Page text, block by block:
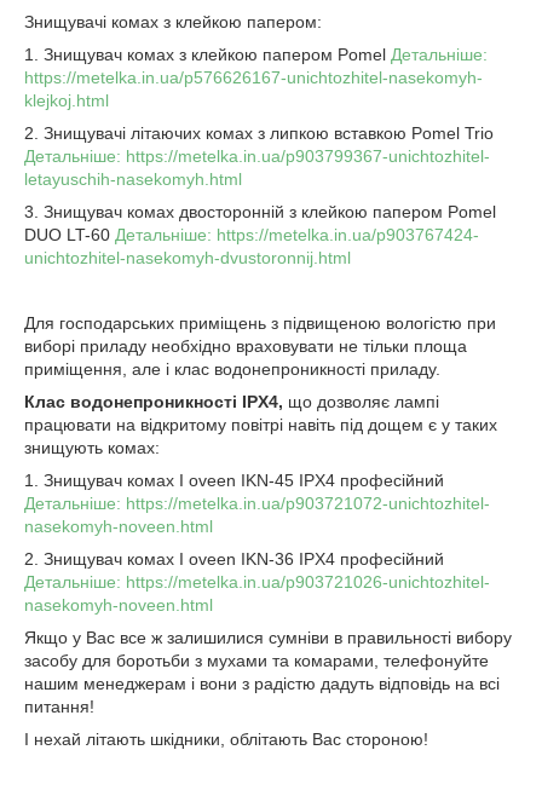
Знищувачі комах з клейкою папером:
1. Знищувач комах з клейкою папером Pomel Детальніше:
https://metelka.in.ua/p576626167-unichtozhitel-nasekomyh-
klejkoj.html
2. Знищувачі літаючих комах з липкою вставкою Pomel Trio
Детальніше: https://metelka.in.ua/p903799367-unichtozhitel-
letayuschih-nasekomyh.html
3. Знищувач комах двосторонній з клейкою папером Pomel
DUO LT-60 Детальніше: https://metelka.in.ua/p903767424-
unichtozhitel-nasekomyh-dvustoronnij.html
Для господарських приміщень з підвищеною вологістю при
виборі приладу необхідно враховувати не тільки площа
приміщення, але і клас водонепроникності приладу.
Клас водонепроникності IPX4, що дозволяє лампі
працювати на відкритому повітрі навіть під дощем є у таких
знищують комах:
1. Знищувач комах І oveen IKN-45 IPX4 професійний
Детальніше: https://metelka.in.ua/p903721072-unichtozhitel-
nasekomyh-noveen.html
2. Знищувач комах І oveen IKN-36 IPX4 професійний
Детальніше: https://metelka.in.ua/p903721026-unichtozhitel-
nasekomyh-noveen.html
Якщо у Вас все ж залишилися сумніви в правильності вибору
засобу для боротьби з мухами та комарами, телефонуйте
нашим менеджерам і вони з радістю дадуть відповідь на всі
питання!
І нехай літають шкідники, облітають Вас стороною!